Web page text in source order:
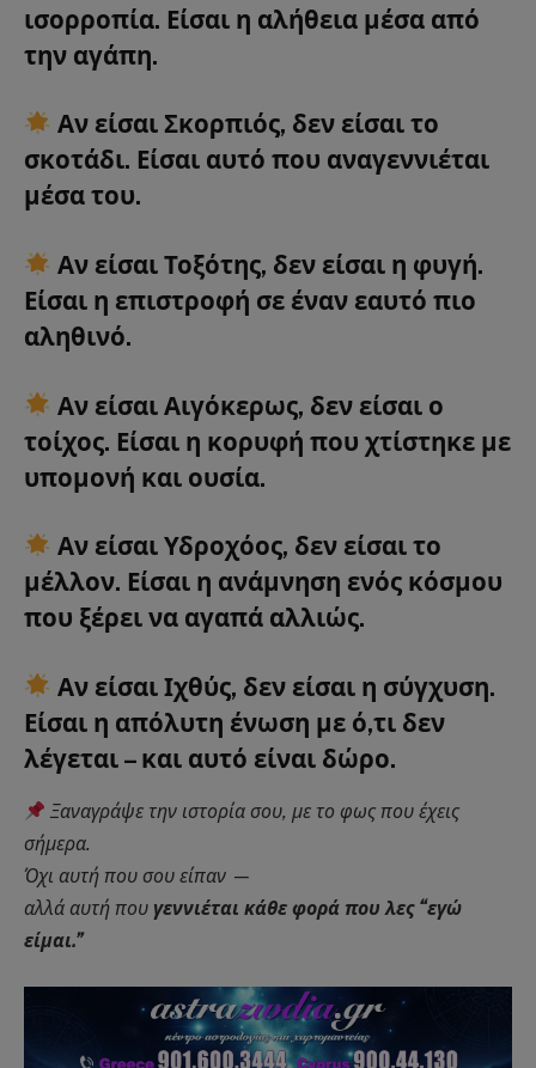
ισορροπία. Είσαι η αλήθεια μέσα από
την αγάπη.
Αν είσαιΣκορπιός, δεν είσαι το
σκοτάδι. Είσαι αυτό που αναγεννιέται
μέσα του.
Αν είσαιΤοξότης, δεν είσαι η φυγή.
Είσαι η επιστροφή σε έναν εαυτό πιο
αληθινό.
Αν είσαιΑιγόκερως, δεν είσαι ο
τοίχος. Είσαι η κορυφή που χτίστηκε με
υπομονή και ουσία.
Αν είσαιΥδροχόος, δεν είσαι το
μέλλον. Είσαι η ανάμνηση ενός κόσμου
που ξέρει να αγαπά αλλιώς.
Αν είσαιΙχθύς, δεν είσαι η σύγχυση.
Είσαι η απόλυτη ένωση με ό,τι δεν
λέγεται – και αυτό είναι δώρο.
Ξαναγράψε την ιστορία σου, με το φως που έχεις
σήμερα.
Όχι αυτή που σου είπαν —
αλλά αυτή που γεννιέται κάθε φορά που λες “εγώ
είμαι.”